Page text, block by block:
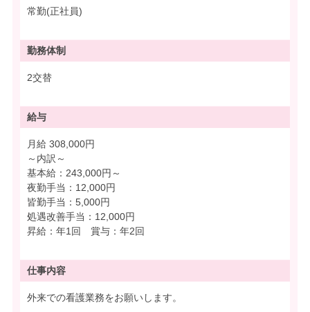
常勤(正社員)
勤務体制
2交替
給与
月給 308,000円
～内訳～
基本給：243,000円～
夜勤手当：12,000円
皆勤手当：5,000円
処遇改善手当：12,000円
昇給：年1回 賞与：年2回
仕事内容
外来での看護業務をお願いします。